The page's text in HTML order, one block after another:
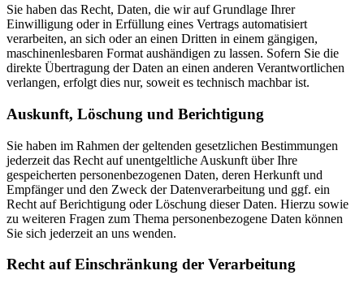
Sie haben das Recht, Daten, die wir auf Grundlage Ihrer
Einwilligung oder in Erfüllung eines Vertrags automatisiert
verarbeiten, an sich oder an einen Dritten in einem gängigen,
maschinenlesbaren Format aushändigen zu lassen. Sofern Sie die
direkte Übertragung der Daten an einen anderen Verantwortlichen
verlangen, erfolgt dies nur, soweit es technisch machbar ist.
Auskunft, Löschung und Berichtigung
Sie haben im Rahmen der geltenden gesetzlichen Bestimmungen
jederzeit das Recht auf unentgeltliche Auskunft über Ihre
gespeicherten personenbezogenen Daten, deren Herkunft und
Empfänger und den Zweck der Datenverarbeitung und ggf. ein
Recht auf Berichtigung oder Löschung dieser Daten. Hierzu sowie
zu weiteren Fragen zum Thema personenbezogene Daten können
Sie sich jederzeit an uns wenden.
Recht auf Einschränkung der Verarbeitung